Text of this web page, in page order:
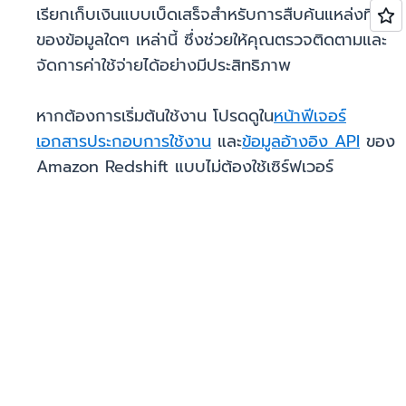
เรียกเก็บเงินแบบเบ็ดเสร็จสำหรับการสืบค้นแหล่งที่มา
ของข้อมูลใดๆ เหล่านี้ ซึ่งช่วยให้คุณตรวจติดตามและ
จัดการค่าใช้จ่ายได้อย่างมีประสิทธิภาพ
หากต้องการเริ่มต้นใช้งาน โปรดดูในหน้าฟีเจอร์
เอกสารประกอบการใช้งาน และข้อมูลอ้างอิง API ของ
Amazon Redshift แบบไม่ต้องใช้เซิร์ฟเวอร์